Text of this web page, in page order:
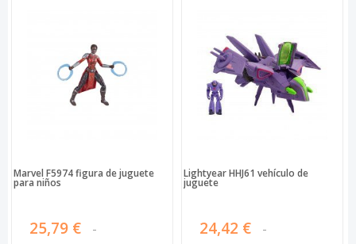
Marvel F5974 figura de juguete
para niños
25,79 €
Lightyear HHJ61 vehículo de
juguete
24,42 €